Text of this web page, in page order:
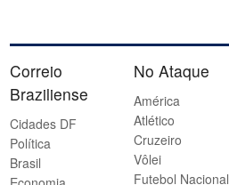
Correio
Braziliense
Cidades DF
Política
Brasil
No Ataque
América
Atlético
Cruzeiro
Vôlei
Futebol Nacional